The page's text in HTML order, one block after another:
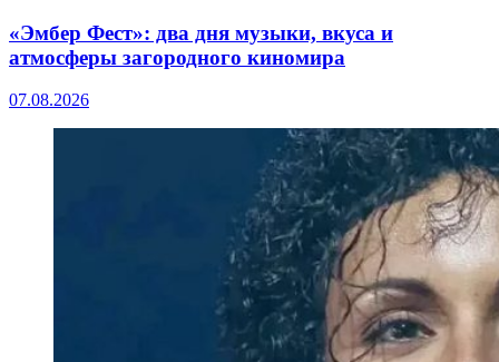
«Эмбер Фест»: два дня музыки, вкуса и
атмосферы загородного киномира
07.08.2026